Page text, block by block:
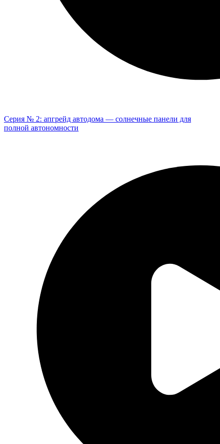
Серия № 2: апгрейд автодома — солнечные панели для
полной автономности